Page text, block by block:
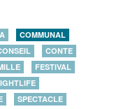
COMMUNAL
CONTE
FESTIVAL
SPECTACLE